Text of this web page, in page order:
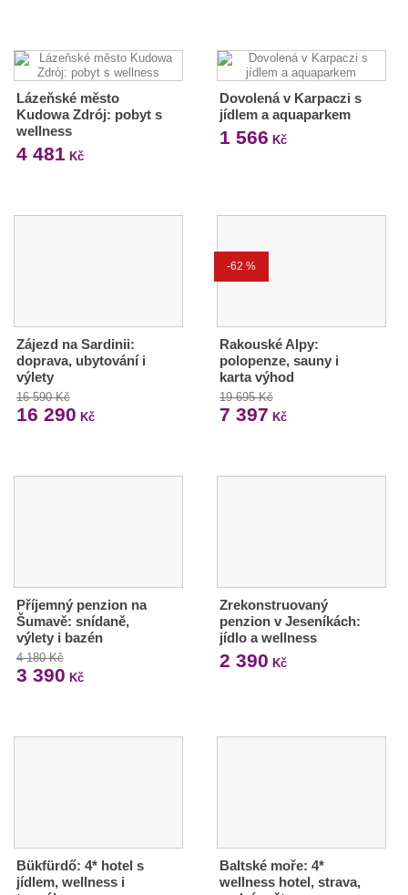
Lázeňské město
Kudowa Zdrój: pobyt s
wellness
4 481 Kč
Dovolená v Karpaczi s
jídlem a aquaparkem
1 566 Kč
Zájezd na Sardinii:
doprava, ubytování i
výlety
16 590 Kč
16 290 Kč
-62 %
Rakouské Alpy:
polopenze, sauny i
karta výhod
19 695 Kč
7 397 Kč
Příjemný penzion na
Šumavě: snídaně,
výlety i bazén
4 180 Kč
3 390 Kč
Zrekonstruovaný
penzion v Jeseníkách:
jídlo a wellness
2 390 Kč
Bükfürdő: 4* hotel s
jídlem, wellness i
Baltské moře: 4*
wellness hotel, strava,